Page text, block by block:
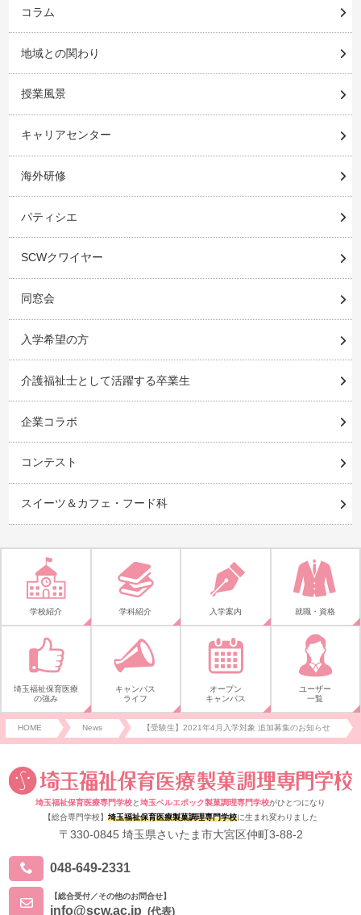
コラム
地域との関わり
授業風景
キャリアセンター
海外研修
パティシエ
SCWクワイヤー
同窓会
入学希望の方
介護福祉士として活躍する卒業生
企業コラボ
コンテスト
スイーツ＆カフェ・フード科
学校紹介 学科紹介 入学案内 就職・資格
埼玉福祉保育医療
の強み
キャンパス
ライフ
オープン
キャンパス
ユーザー
一覧
HOME News 【受験生】2021年4月入学対象 追加募集のお知らせ
埼玉福祉保育医療専門学校と埼玉ベルエポック製菓調理専門学校がひとつになり
【総合専門学校】 埼玉福祉保育医療製菓調理専門学校に生まれ変わりました
〒330-0845 埼玉県さいたま市大宮区仲町3-88-2
048-649-2331
【総合受付／その他のお問合せ】
info@scw.ac.jp (代表)